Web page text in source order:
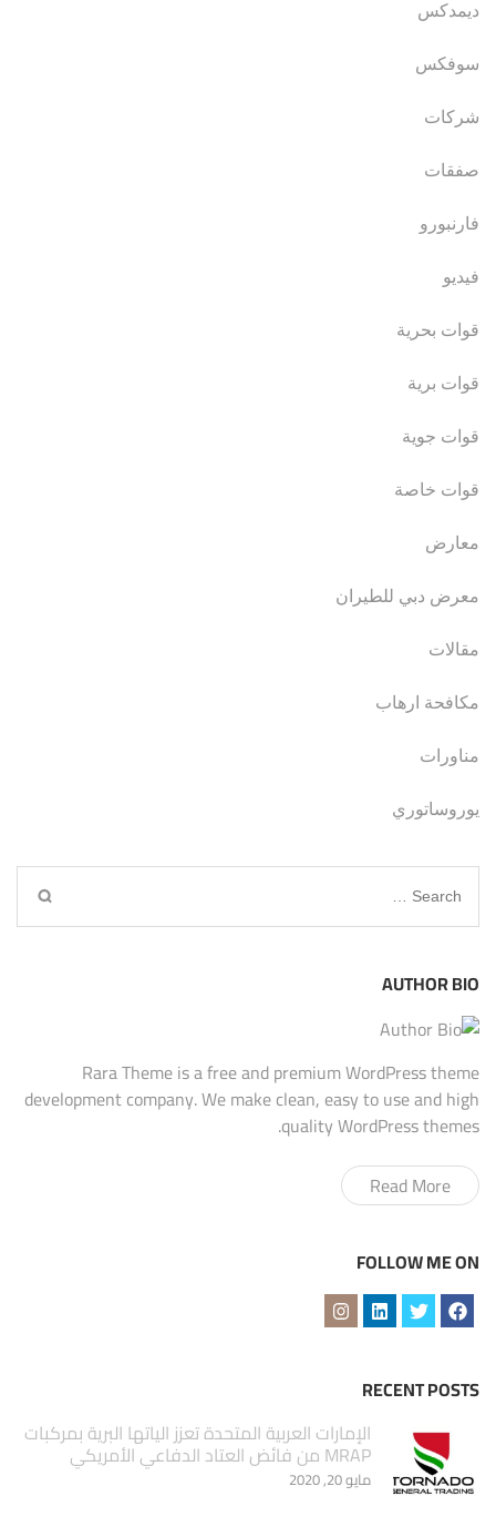
ديمدكس
سوفكس
شركات
صفقات
فارنبورو
فيديو
قوات بحرية
قوات برية
قوات جوية
قوات خاصة
معارض
معرض دبي للطيران
مقالات
مكافحة ارهاب
مناورات
يوروساتوري
Search
for:
AUTHOR BIO
Rara Theme is a free and premium WordPress theme
development company. We make clean, easy to use and high
quality WordPress themes.
Read More
FOLLOW ME ON
RECENT POSTS
الإمارات العربية المتحدة تعزز الياتها البرية بمركبات
MRAP من فائض العتاد الدفاعي الأمريكي
مايو 20, 2020